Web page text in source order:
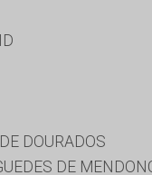
DOURADOS
DE